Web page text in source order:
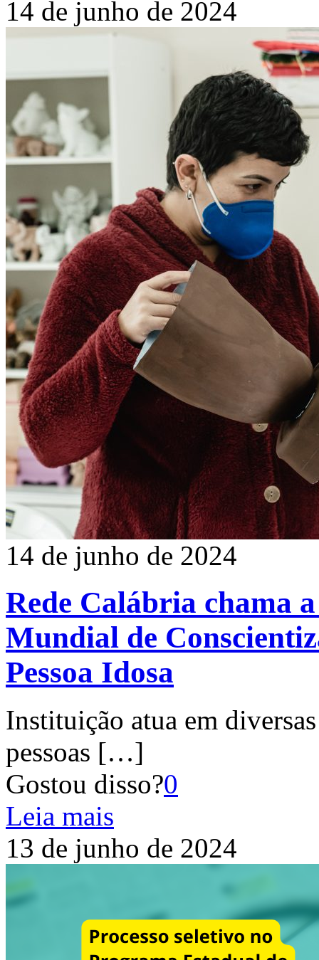
14 de junho de 2024
14 de junho de 2024
Rede Calábria chama
Mundial de
Pessoa Idosa
Instituição atua em
pessoas […]
Gostou disso?0
Leia mais
13 de junho de 2024